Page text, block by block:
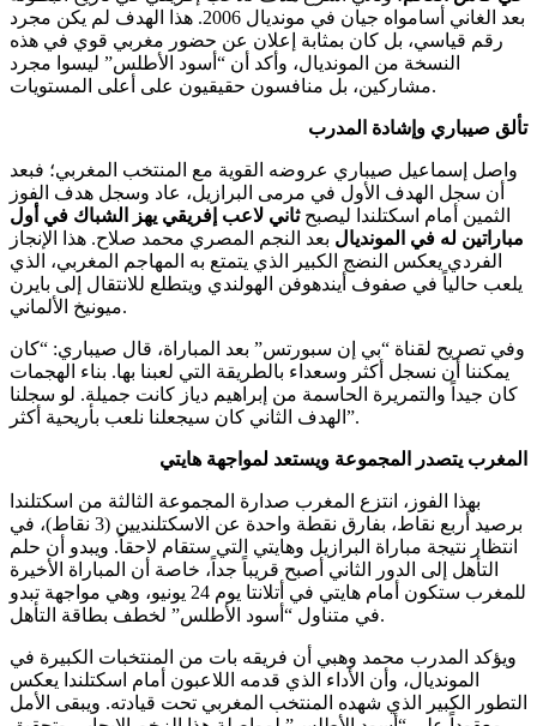
بعد الغاني أسامواه جيان في مونديال 2006
. هذا الهدف لم يكن مجرد
رقم قياسي، بل كان بمثابة إعلان عن حضور مغربي قوي في هذه
النسخة من المونديال، وأكد أن “أسود الأطلس” ليسوا مجرد
مشاركين، بل منافسون حقيقيون على أعلى المستويات.
تألق صيباري وإشادة المدرب
واصل إسماعيل صيباري عروضه القوية مع المنتخب المغربي؛ فبعد
أن سجل الهدف الأول في مرمى البرازيل، عاد وسجل هدف الفوز
الثمين أمام اسكتلندا ليصبحثاني لاعب إفريقي يهز الشباك في أول
مباراتين له في المونديال بعد النجم المصري محمد صلاح. هذا الإنجاز
الفردي يعكس النضج الكبير الذي يتمتع به المهاجم المغربي، الذي
يلعب حالياً في صفوف أيندهوفن الهولندي ويتطلع للانتقال إلى بايرن
ميونيخ الألماني.
وفي تصريح لقناة “بي إن سبورتس” بعد المباراة، قال صيباري: “كان
يمكننا أن نسجل أكثر وسعداء بالطريقة التي لعبنا بها. بناء الهجمات
كان جيداً والتمريرة الحاسمة من إبراهيم دياز كانت جميلة. لو سجلنا
الهدف الثاني كان سيجعلنا نلعب بأريحية أكثر”.
المغرب يتصدر المجموعة ويستعد لمواجهة هايتي
بهذا الفوز، انتزع المغرب صدارة المجموعة الثالثة من اسكتلندا
برصيد أربع نقاط، بفارق نقطة واحدة عن الاسكتلنديين (3 نقاط)، في
انتظار نتيجة مباراة البرازيل وهايتي التي ستقام لاحقاً. ويبدو أن حلم
التأهل إلى الدور الثاني أصبح قريباً جداً، خاصة أن المباراة الأخيرة
للمغرب ستكون أمام هايتي في أتلانتا يوم 24 يونيو، وهي مواجهة تبدو
في متناول “أسود الأطلس” لخطف بطاقة التأهل.
ويؤكد المدرب محمد وهبي أن فريقه بات من المنتخبات الكبيرة في
المونديال، وأن الأداء الذي قدمه اللاعبون أمام اسكتلندا يعكس
التطور الكبير الذي شهده المنتخب المغربي تحت قيادته. ويبقى الأمل